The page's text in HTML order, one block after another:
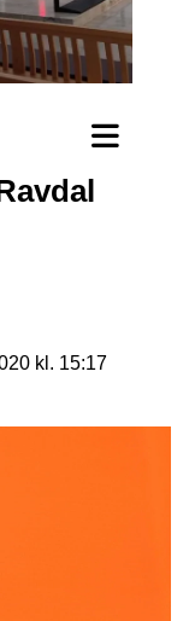
kl. 15:17